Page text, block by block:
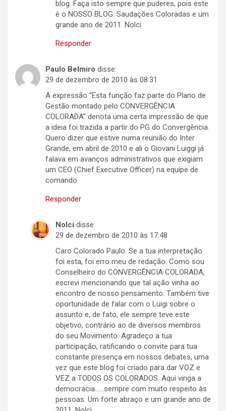
blog. Faça isto sempre que puderes, pois este
é o NOSSO BLOG. Saudações Coloradas e um
grande ano de 2011. Nolci
Responder
Paulo Belmiro disse:
29 de dezembro de 2010 às 08:31
A expressão “Esta função faz parte do Plano de
Gestão montado pelo CONVERGÊNCIA
COLORADA” denota uma certa impressão de que
a ideia foi trazida a partir do PG do Convergência.
Quero dizer que estive numa reunião do Inter
Grande, em abril de 2010 e ali o Giovani Luiggi já
falava em avanços administrativos que exigiam
um CEO (Chief Executive Officer) na equipe de
comando.
Responder
Nolci disse:
29 de dezembro de 2010 às 17:48
Caro Colorado Paulo. Se a tua interpretação
foi esta, foi erro meu de redação. Como sou
Conselheiro do CONVERGÊNCIA COLORADA,
escrevi mencionando que tal ação vinha ao
encontro de nosso pensamento. Também tive
oportunidade de falar com o Luigi sobre o
assunto e, de fato, ele sempre teve este
objetivo, contrário ao de diversos membros
do seu Movimento. Agradeço a tua
participação, ratificando o convite para tua
constante presença em nossos debates, uma
vez que este blog foi criado para dar VOZ e
VEZ a TODOS OS COLORADOS. Aqui vinga a
democracia……sempre com muito respeito às
pessoas. Um forte abraço e um grande ano de